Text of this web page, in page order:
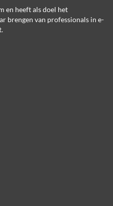
en heeft als doel het
brengen van professionals in e-